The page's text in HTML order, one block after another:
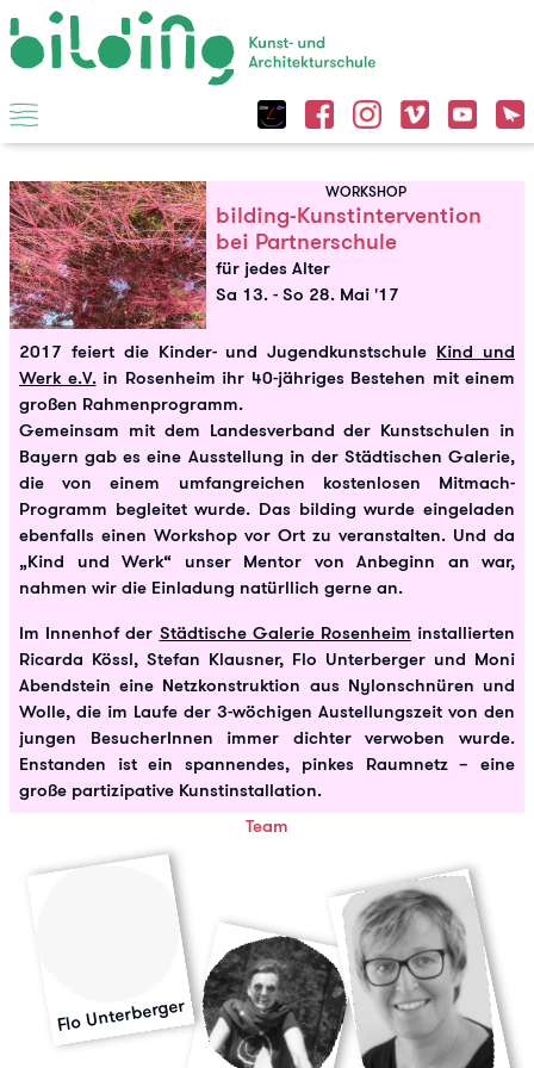
WORKSHOP
bilding-Kunstintervention
bei Partnerschule
für jedes Alter
Sa 13.-So 28. Mai '17
2017 feiert die Kinder- und Jugendkunstschule Kind und
Werk e.V.in Rosenheim ihr 40-jähriges Bestehen mit einem
großen Rahmenprogramm.
Gemeinsam mit dem Landesverband der Kunstschulen in
Bayern gab es eine Ausstellung in der Städtischen Galerie,
die von einem umfangreichen kostenlosen Mitmach-
Programm begleitet wurde. Das bilding wurde eingeladen
ebenfalls einen Workshop vor Ort zu veranstalten. Und da
„Kind und Werk“ unser Mentor von Anbeginn an war,
nahmen wir die Einladung natürllich gerne an.
Im Innenhof der Städtische Galerie Rosenheim installierten
Ricarda Kössl, Stefan Klausner, Flo Unterberger und Moni
Abendstein eine Netzkonstruktion aus Nylonschnüren und
Wolle, die im Laufe der 3-wöchigen Austellungszeit von den
jungen BesucherInnen immer dichter verwoben wurde.
Enstanden ist ein spannendes, pinkes Raumnetz – eine
große partizipative Kunstinstallation.
Team
Flo Unterberger